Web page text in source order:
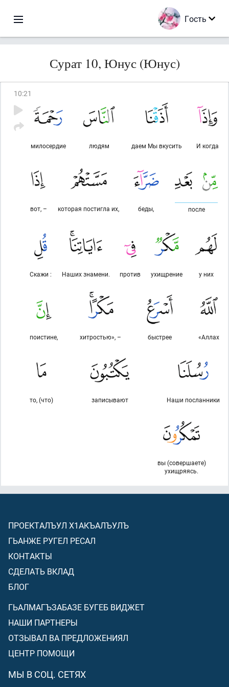
Гость
Сурат 10, Юнус (Юнус)
10:21
И когда
даем Мы вкусить
людям
милосердие
после
беды,
которая постигла их,
вот, –
у них
ухищрение
против
Наших знамени.
Скажи :
«Аллах
быстрее
хитростью», –
поистине,
Наши посланники
записывают
то, (что)
вы (совершаете)
ухищряясь.
ПРОЕКТАЛЪУЛ Х1АКЪАЛЪУЛЪ
ГЬАНЖЕ РУГЕЛ РЕСАЛ
КОНТАКТЫ
СДЕЛАТЬ ВКЛАД
БЛОГ
ГЬАЛМАГЪЗАБАЗЕ БУГЕБ ВИДЖЕТ
НАШИ ПАРТНЕРЫ
ОТЗЫВАЛ ВА ПРЕДЛОЖЕНИЯЛ
ЦЕНТР ПОМОЩИ
МЫ В СОЦ. СЕТЯХ